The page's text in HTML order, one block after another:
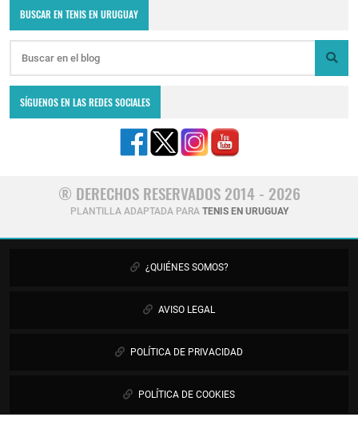
BUSCAR EN TENIS EN URUGUAY
SÍGUENOS EN LAS REDES SOCIALES
® DERECHOS RESERVADOS 2014 - 2026
PLANTILLA ADAPTADA PARA TENIS EN URUGUAY
¿QUIÉNES SOMOS?
AVISO LEGAL
POLÍTICA DE PRIVACIDAD
POLÍTICA DE COOKIES